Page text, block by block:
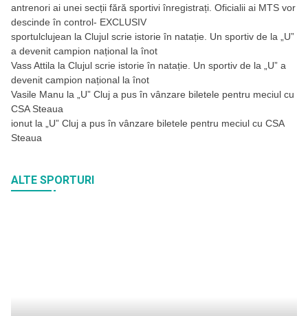
antrenori ai unei secții fără sportivi înregistrați. Oficialii ai MTS vor
descinde în control- EXCLUSIV
sportulclujean la Clujul scrie istorie în natație. Un sportiv de la „U”
a devenit campion național la înot
Vass Attila la Clujul scrie istorie în natație. Un sportiv de la „U” a
devenit campion național la înot
Vasile Manu la „U” Cluj a pus în vânzare biletele pentru meciul cu
CSA Steaua
ionut la „U” Cluj a pus în vânzare biletele pentru meciul cu CSA
Steaua
ALTE SPORTURI